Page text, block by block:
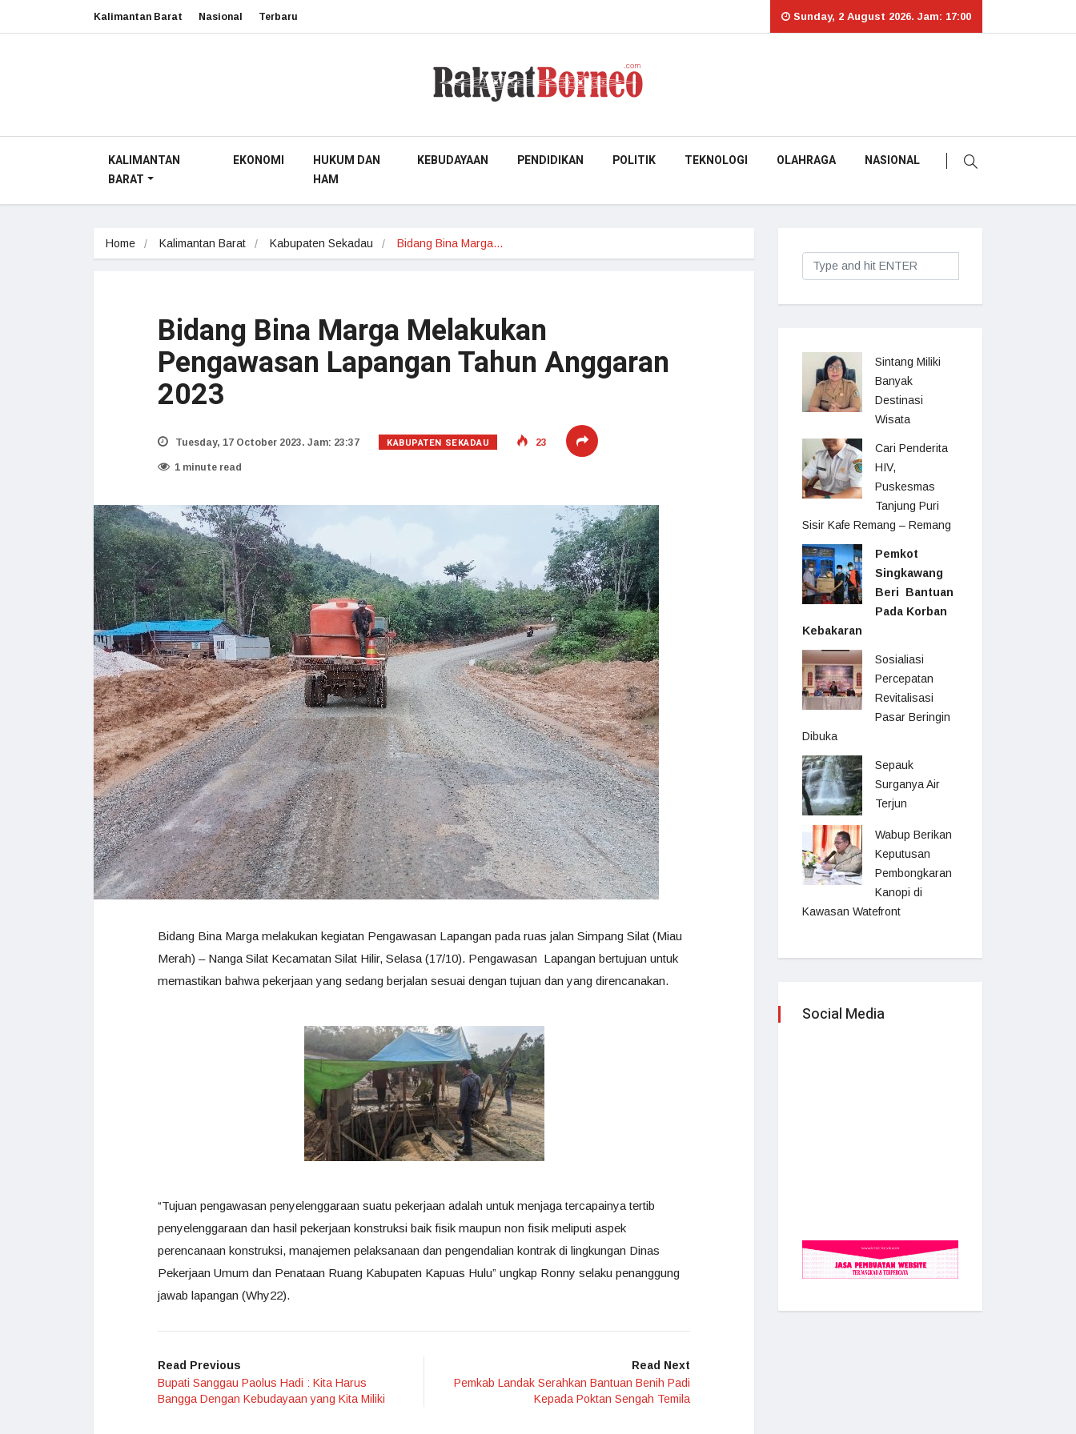
Kalimantan Barat Nasional Terbaru Sunday, 2 August 2026. Jam: 17:00
KALIMANTAN
BARAT
EKONOMI
HUKUM DAN
HAM
KEBUDAYAAN PENDIDIKAN POLITIK TEKNOLOGI OLAHRAGA NASIONAL
Home Kalimantan Barat Kabupaten Sekadau Bidang Bina Marga…
Bidang Bina Marga Melakukan
Pengawasan Lapangan Tahun Anggaran
2023
Tuesday, 17 October 2023. Jam: 23:37 KABUPATEN SEKADAU 23
1 minute read
Bidang Bina Marga melakukan kegiatan Pengawasan Lapangan pada ruas jalan Simpang Silat (Miau
Merah) – Nanga Silat Kecamatan Silat Hilir, Selasa (17/10). Pengawasan Lapangan bertujuan untuk
memastikan bahwa pekerjaan yang sedang berjalan sesuai dengan tujuan dan yang direncanakan.
“Tujuan pengawasan penyelenggaraan suatu pekerjaan adalah untuk menjaga tercapainya tertib
penyelenggaraan dan hasil pekerjaan konstruksi baik fisik maupun non fisik meliputi aspek
perencanaan konstruksi, manajemen pelaksanaan dan pengendalian kontrak di lingkungan Dinas
Pekerjaan Umum dan Penataan Ruang Kabupaten Kapuas Hulu” ungkap Ronny selaku penanggung
jawab lapangan (Why22).
Read Previous
Bupati Sanggau Paolus Hadi : Kita Harus
Bangga Dengan Kebudayaan yang Kita Miliki
Read Next
Pemkab Landak Serahkan Bantuan Benih Padi
Kepada Poktan Sengah Temila
Sintang Miliki
Banyak
Destinasi
Wisata
Cari Penderita
HIV,
Puskesmas
Tanjung Puri
Sisir Kafe Remang – Remang
Pemkot
Singkawang
Beri Bantuan
Pada Korban
Kebakaran
Sosialiasi
Percepatan
Revitalisasi
Pasar Beringin
Dibuka
Sepauk
Surganya Air
Terjun
Wabup Berikan
Keputusan
Pembongkaran
Kanopi di
Kawasan Watefront
Social Media